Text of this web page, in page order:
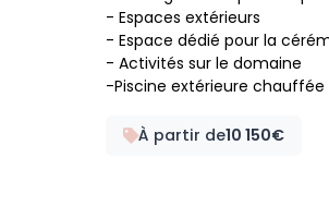
- Espaces extérieurs
- Espace dédié pour la
- Activités sur le domaine
-Piscine extérieure
À partir de10 150€